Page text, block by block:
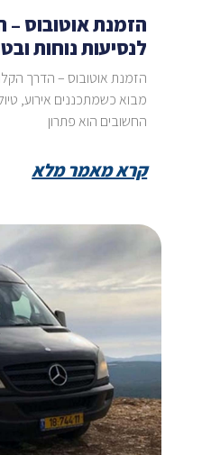
הזמנת אוטובוס
לנסיעות נוחות
הזמנת אוטובוס – הדרך
מבוא כשמתכננים אירוע,
החשובים הוא פתרון
קרא מאמר מלא